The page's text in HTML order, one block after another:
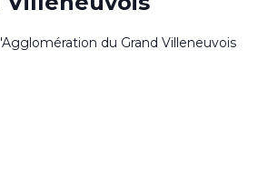
du Grand Villeneuvois